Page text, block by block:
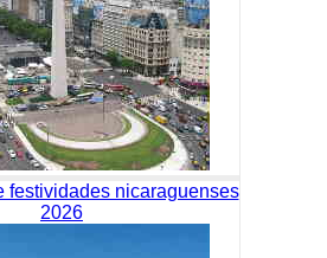
festividades nicaraguenses
2026